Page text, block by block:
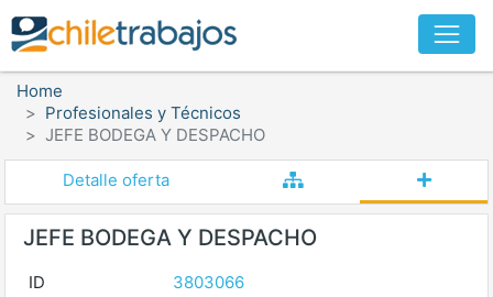
Home
Profesionales y Técnicos
JEFE BODEGA Y DESPACHO
Detalle oferta
JEFE BODEGA Y DESPACHO
ID
3803066